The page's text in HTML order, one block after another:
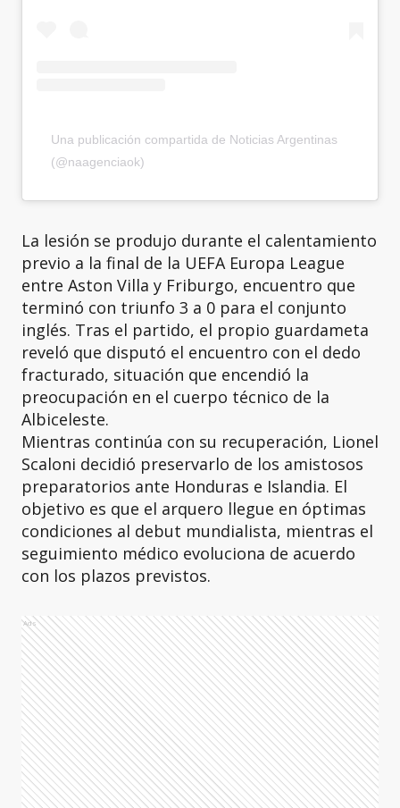
Una publicación compartida de Noticias Argentinas
(@naagenciaok)
La lesión se produjo durante el calentamiento
previo a la final de la UEFA Europa League
entre Aston Villa y Friburgo, encuentro que
terminó con triunfo 3 a 0 para el conjunto
inglés. Tras el partido, el propio guardameta
reveló que disputó el encuentro con el dedo
fracturado, situación que encendió la
preocupación en el cuerpo técnico de la
Albiceleste.
Mientras continúa con su recuperación, Lionel
Scaloni decidió preservarlo de los amistosos
preparatorios ante Honduras e Islandia. El
objetivo es que el arquero llegue en óptimas
condiciones al debut mundialista, mientras el
seguimiento médico evoluciona de acuerdo
con los plazos previstos.
Ads